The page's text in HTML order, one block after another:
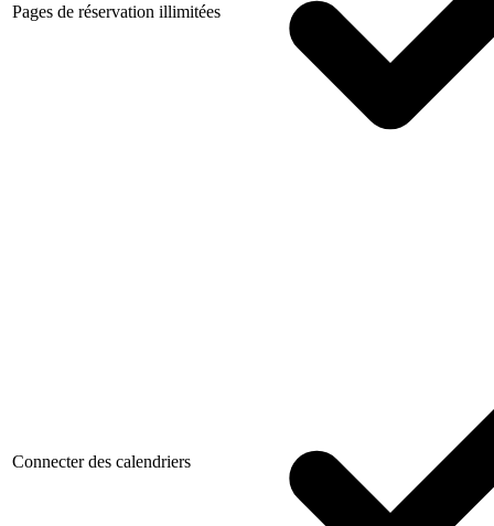
Pages de réservation illimitées
Connecter des calendriers